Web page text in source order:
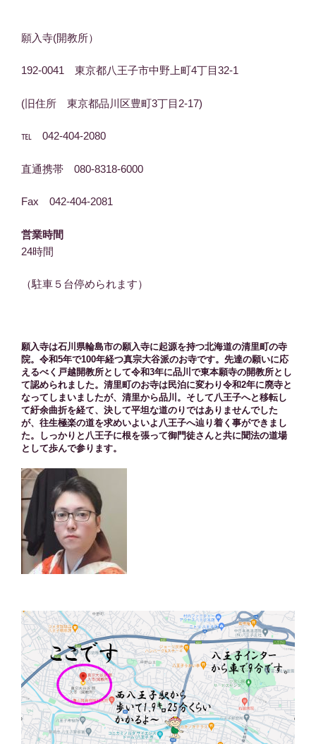
願入寺(開教所）
192-0041 東京都八王子市中野上町4丁目32-1
(旧住所 東京都品川区豊町3丁目2-17)
℡ 042-404-2080
直通携帯 080-8318-6000
Fax 042-404-2081
営業時間
24時間
（駐車５台停められます）
願入寺は石川県輪島市の願入寺に起源を持つ北海道の清里町の寺
院。令和5年で100年経つ真宗大谷派のお寺です。先達の願いに応
えるべく戸越開教所として令和3年に品川で東本願寺の開教所とし
て認められました。清里町のお寺は民泊に変わり令和2年に廃寺と
なってしまいましたが、清里から品川。そして八王子へと移転し
て紆余曲折を経て、決して平坦な道のりではありませんでした
が、往生極楽の道を求めいよいよ八王子へ辿り着く事ができまし
た。しっかりと八王子に根を張って御門徒さんと共に聞法の道場
として歩んで参ります。